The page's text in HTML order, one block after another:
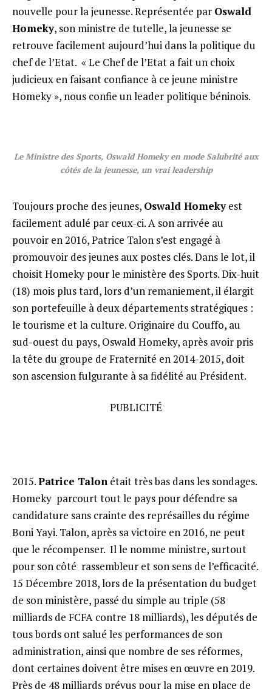
nouvelle pour la jeunesse. Représentée par Oswald
Homeky, son ministre de tutelle, la jeunesse se
retrouve facilement aujourd’hui dans la politique du
chef de l’Etat. « Le Chef de l’Etat a fait un choix
judicieux en faisant confiance à ce jeune ministre
Homeky », nous confie un leader politique béninois.
Le Ministre des Sports, Oswald Homeky en mode Salubrité aux
côtés de la jeunesse, un vrai leadership
Toujours proche des jeunes, Oswald Homekyest
facilement adulé par ceux-ci. A son arrivée au
pouvoir en 2016, Patrice Talon s’est engagé à
promouvoir des jeunes aux postes clés. Dans le lot, il
choisit Homeky pour le ministère des Sports. Dix-huit
(18) mois plus tard, lors d’un remaniement, il élargit
son portefeuille à deux départements stratégiques :
le tourisme et la culture. Originaire du Couffo, au
sud-ouest du pays, Oswald Homeky, après avoir pris
la tête du groupe de Fraternité en 2014-2015, doit
son ascension fulgurante à sa fidélité au Président.
PUBLICITÉ
2015.Patrice Talon était très bas dans les sondages.
Homeky parcourt tout le pays pour défendre sa
candidature sans crainte des représailles du régime
Boni Yayi. Talon, après sa victoire en 2016, ne peut
que le récompenser. Il le nomme ministre, surtout
pour son côté rassembleur et son sens de l’efficacité.
15 Décembre 2018, lors de la présentation du budget
de son ministère, passé du simple au triple (58
milliards de FCFA contre 18 milliards), les députés de
tous bords ont salué les performances de son
administration, ainsi que nombre de ses réformes,
dont certaines doivent être mises en œuvre en 2019.
Près de 48 milliards prévus pour la mise en place de